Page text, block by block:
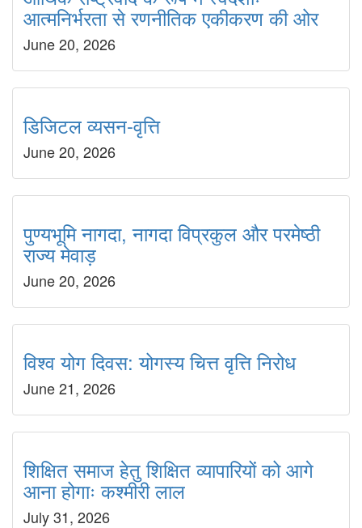
आत्मनिर्भरता से रणनीतिक एकीकरण की ओर
June 20, 2026
डिजिटल व्यसन-वृत्ति
June 20, 2026
पुण्यभूमि नागदा, नागदा विप्रकुल और परमेष्ठी
राज्य मेवाड़
June 20, 2026
विश्व योग दिवस: योगस्य चित्त वृत्ति निरोध
June 21, 2026
शिक्षित समाज हेतु शिक्षित व्यापारियों को आगे
आना होगाः कश्मीरी लाल
July 31, 2026